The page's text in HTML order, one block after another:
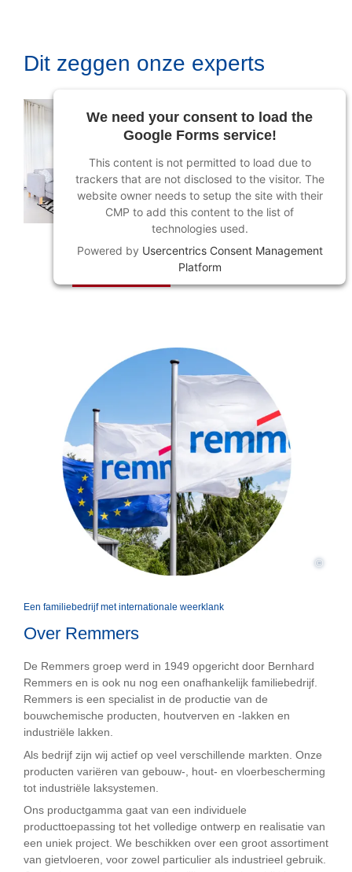
We need your consent to load the
Google Forms service!
This content is not permitted to load due to
trackers that are not disclosed to the visitor. The
website owner needs to setup the site with their
CMP to add this content to the list of
technologies used.
Powered by Usercentrics Consent Management
Platform
Dit zeggen onze experts
©
Een familiebedrijf met internationale weerklank
Over Remmers
De Remmers groep werd in 1949 opgericht door Bernhard
Remmers en is ook nu nog een onafhankelijk familiebedrijf.
Remmers is een specialist in de productie van de
bouwchemische producten, houtverven en -lakken en
industriële lakken.
Als bedrijf zijn wij actief op veel verschillende markten. Onze
producten variëren van gebouw-, hout- en vloerbescherming
tot industriële laksystemen.
Ons productgamma gaat van een individuele
producttoepassing tot het volledige ontwerp en realisatie van
een uniek project. We beschikken over een groot assortiment
van gietvloeren, voor zowel particulier als industrieel gebruik.